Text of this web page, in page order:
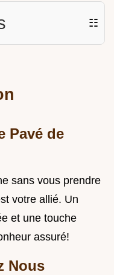
☷
Pavé de
sans vous prendre
votre allié. Un
et une touche
assuré!
Nous